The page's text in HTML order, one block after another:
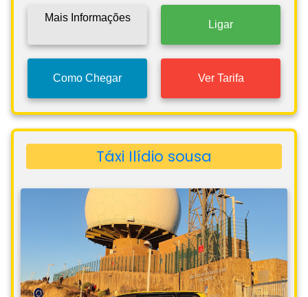
Mais Informações
Ligar
Como Chegar Ver Tarifa
Táxi Ilídio sousa